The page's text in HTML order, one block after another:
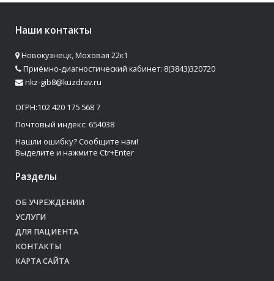
Наши контакты
Новокузнецк, Моховая 22к1
Приёмно-диагностический кабинет: 8(3843)320720
nkz-gib8@kuzdrav.ru
ОГРН:102 420 175 568 7
Почтовый индекс: 654038
Нашли ошибку? Сообщите нам!
Выделите и нажмите Ctr+Enter
Разделы
ОБ УЧРЕЖДЕНИИ
УСЛУГИ
ДЛЯ ПАЦИЕНТА
КОНТАКТЫ
КАРТА САЙТА